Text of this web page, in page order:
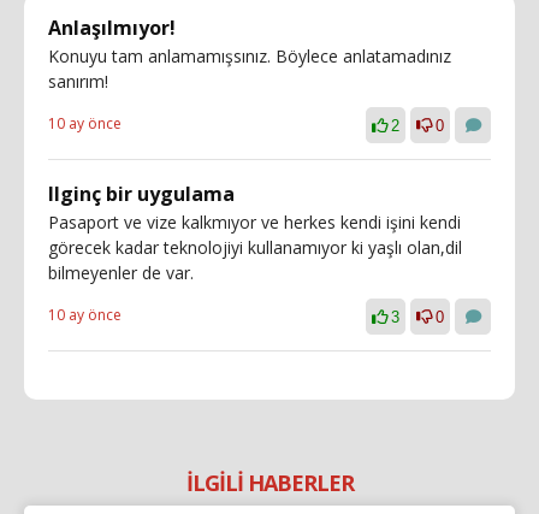
Anlaşılmıyor!
Konuyu tam anlamamışsınız. Böylece anlatamadınız
sanırım!
10 ay önce 2 0
Ilginç bir uygulama
Pasaport ve vize kalkmıyor ve herkes kendi işini kendi
görecek kadar teknolojiyi kullanamıyor ki yaşlı olan,dil
bilmeyenler de var.
10 ay önce 3 0
İLGİLİ HABERLER